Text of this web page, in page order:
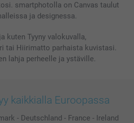
smartphotolla on Canvas taulut
ja designessa.
kuten Tyyny valokuvalla,
tai Hiirimatto parhaista kuvistasi.
lahja perheelle ja ystäville.
kaikkialla Euroopassa
- Deutschland - France - Ireland